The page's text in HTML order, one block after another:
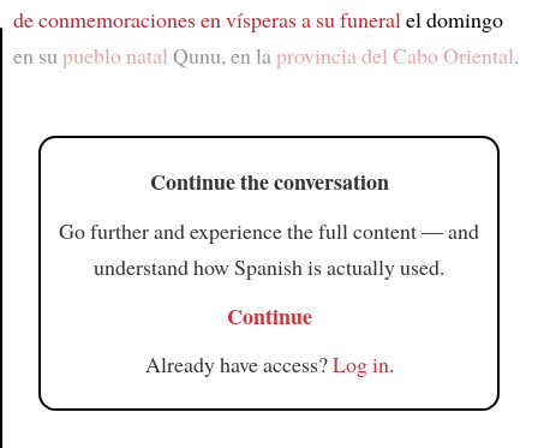
de conmemoracionesen vísperas a su funeralel domingo
en su pueblo natal Qunu, en laprovincia del Cabo Oriental.
Continue the conversation
Go further and experience the full content — and
understand how Spanish is actually used.
Continue
Already have access?Log in.